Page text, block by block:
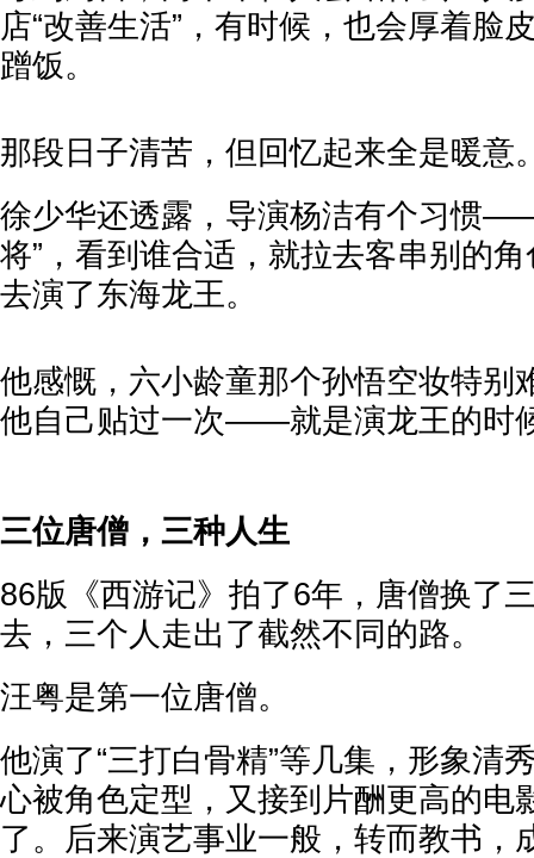
店“改善生活”，有时候，也会厚着脸
蹭饭。
那段日子清苦，但回忆起来全是暖意
徐少华还透露，导演杨洁有个习惯
将”，看到谁合适，就拉去客串别的
去演了东海龙王。
他感慨，六小龄童那个孙悟空妆特别
他自己贴过一次——就是演龙王的时
三位唐僧，三种人生
86版《西游记》拍了6年，唐僧换了
去，三个人走出了截然不同的路。
汪粤是第一位唐僧。
他演了“三打白骨精”等几集，形象清
心被角色定型，又接到片酬更高的电
了。后来演艺事业一般，转而教书，